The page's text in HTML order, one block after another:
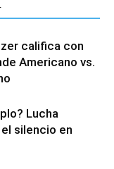
califica con
Americano vs.
Lucha
silencio en